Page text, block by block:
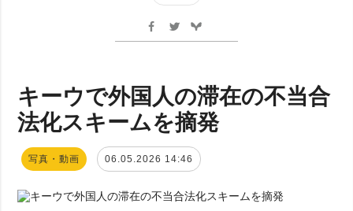
キーウで外国人の滞在の不当合
法化スキームを摘発
写真・動画 06.05.2026 14:46